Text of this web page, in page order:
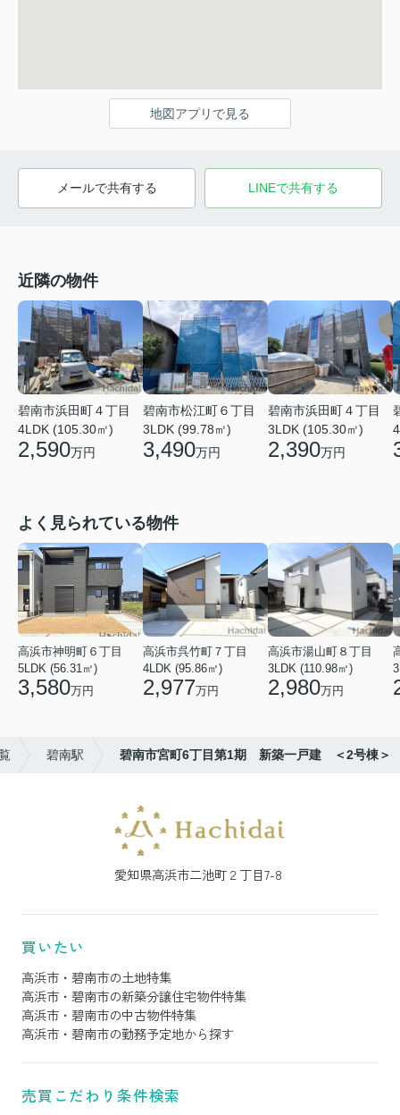
地図アプリで見る
メールで共有する LINEで共有する
近隣の物件
碧南市浜田町４丁目
4LDK (105.30㎡)
2,590万円
碧南市松江町６丁目
3LDK (99.78㎡)
3,490万円
碧南市浜田町４丁目
3LDK (105.30㎡)
2,390万円
よく見られている物件
高浜市神明町６丁目
5LDK (56.31㎡)
3,580万円
高浜市呉竹町７丁目
4LDK (95.86㎡)
2,977万円
高浜市湯山町８丁目
3LDK (110.98㎡)
2,980万円
碧南駅 碧南市宮町6丁目第1期 新築一戸建 ＜2号棟＞
愛知県高浜市二池町２丁目7-8
買いたい
高浜市・碧南市の土地特集
高浜市・碧南市の新築分譲住宅物件特集
高浜市・碧南市の中古物件特集
高浜市・碧南市の勤務予定地から探す
売買こだわり条件検索